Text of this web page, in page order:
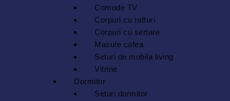
Comode TV
Corpuri cu rafturi
Corpuri cu sertare
Masute cafea
Seturi de mobila living
Vitrine
Dormitor
Seturi dormitor